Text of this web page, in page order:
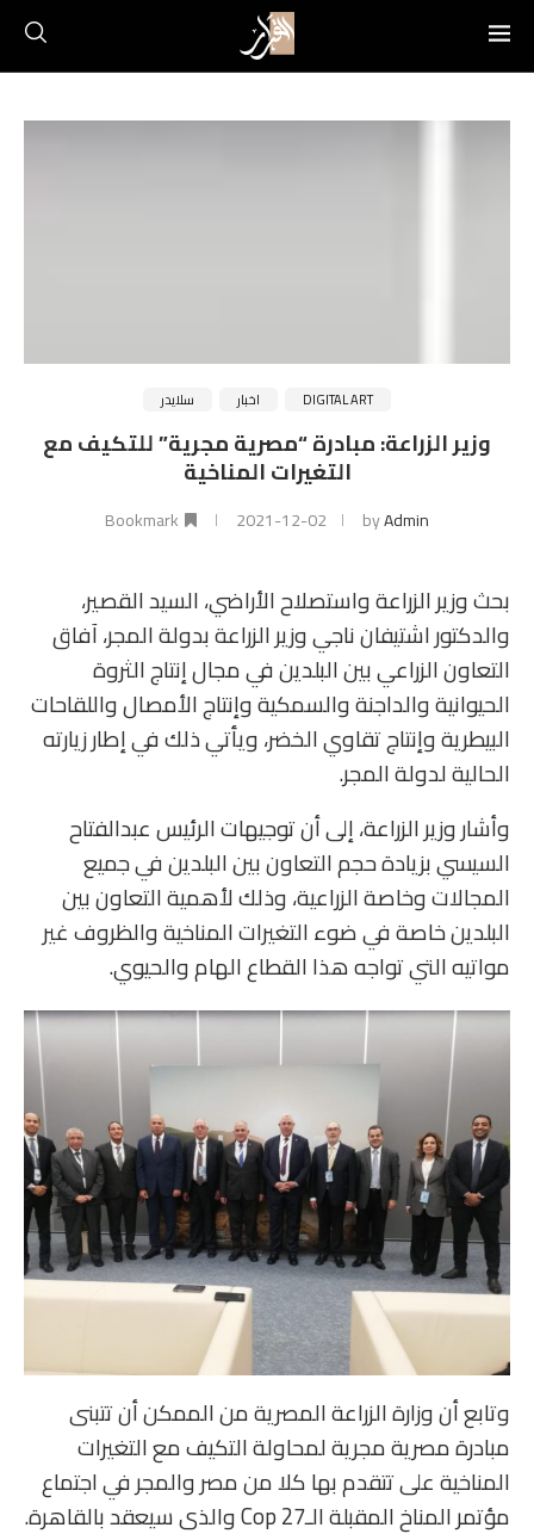
DIGITAL ART اخبار سلايدر
وزير الزراعة: مبادرة “مصرية مجرية” للتكيف مع
التغيرات المناخية
byAdmin
2021-12-02
Bookmark
بحث وزير الزراعة واستصلاح الأراضي، السيد القصير،
والدكتور اشتيفان ناجي وزير الزراعة بدولة المجر، آفاق
التعاون الزراعي بين البلدين في مجال إنتاج الثروة
الحيوانية والداجنة والسمكية وإنتاج الأمصال واللقاحات
البيطرية وإنتاج تقاوي الخضر، ويأتي ذلك في إطار زيارته
الحالية لدولة المجر.
وأشار وزير الزراعة، إلى أن توجيهات الرئيس عبدالفتاح
السيسي بزيادة حجم التعاون بين البلدين في جميع
المجالات وخاصة الزراعية، وذلك لأهمية التعاون بين
البلدين خاصة في ضوء التغيرات المناخية والظروف غير
مواتيه التي تواجه هذا القطاع الهام والحيوي.
وتابع أن وزارة الزراعة المصرية من الممكن أن تتبنى
مبادرة مصرية مجرية لمحاولة التكيف مع التغيرات
المناخية على تتقدم بها كلا من مصر والمجر في اجتماع
مؤتمر المناخ المقبلة الـCop 27 والذى سيعقد بالقاهرة.